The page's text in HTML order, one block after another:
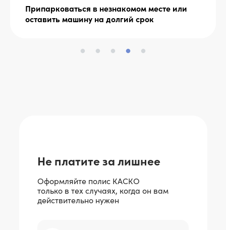
Припарковаться в незнакомом месте или
оставить машину на долгий срок
Оформляйте полис КАСКО
только в тех случаях, когда он вам
действительно нужен
Не платите за лишнее